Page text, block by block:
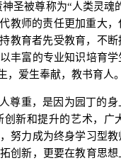
圣被尊称为“人类灵魂
教师的责任更加重大
教育者先受教育，不
丰富的专业知识培育
，爱生奉献，教书育人
尊重，是因为园丁的
新和提升的艺术，广
努力成为终身学习型
创新，更要在教育思